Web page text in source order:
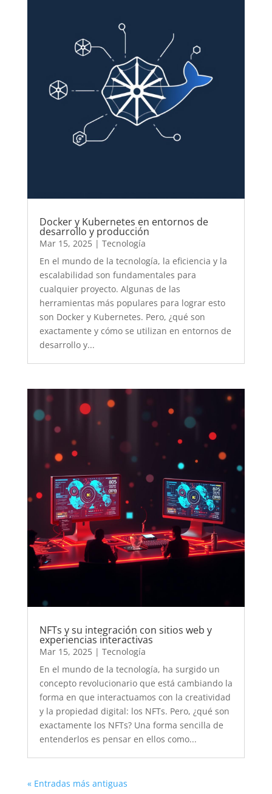
Docker y Kubernetes en entornos de
desarrollo y producción
Mar 15, 2025| Tecnología
En el mundo de la tecnología, la eficiencia y la
escalabilidad son fundamentales para
cualquier proyecto. Algunas de las
herramientas más populares para lograr esto
son Docker y Kubernetes. Pero, ¿qué son
exactamente y cómo se utilizan en entornos de
desarrollo y...
NFTs y su integración con sitios web y
experiencias interactivas
Mar 15, 2025| Tecnología
En el mundo de la tecnología, ha surgido un
concepto revolucionario que está cambiando la
forma en que interactuamos con la creatividad
y la propiedad digital: los NFTs. Pero, ¿qué son
exactamente los NFTs? Una forma sencilla de
entenderlos es pensar en ellos como...
« Entradas más antiguas